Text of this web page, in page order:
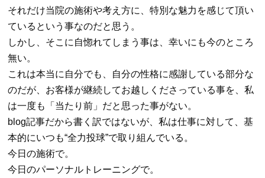
それだけ当院の施術や考え方に、特別な魅力を感じて頂い
ているという事なのだと思う。
しかし、そこに自惚れてしまう事は、幸いにも今のところ
無い。
これは本当に自分でも、自分の性格に感謝している部分な
のだが、お客様が継続してお越しくださっている事を、私
は一度も「当たり前」だと思った事がない。
blog記事だから書く訳ではないが、私は仕事に対して、基
本的にいつも“全力投球”で取り組んでいる。
今日の施術で。
今日のパーソナルトレーニングで。